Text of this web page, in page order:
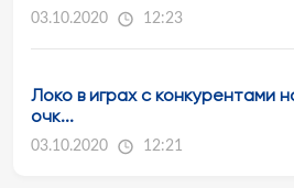
03.10.2020 12:23
Локо в играх с конкурентами
очк...
03.10.2020 12:21